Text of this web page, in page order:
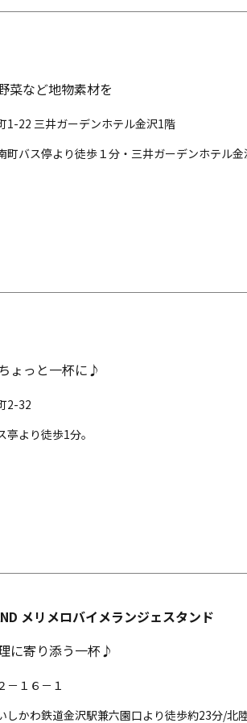
菜など地物素材を
1-22 三井ガーデンホテル金沢1階
町バス停より徒歩１分・三井ガーデンホテル
ょっと一杯に♪
2-32
より徒歩1分。
メリメロバイメランジェスタンド
に寄り添う一杯♪
－１６－１
しかわ鉄道金沢駅兼六園口より徒歩約23分/北